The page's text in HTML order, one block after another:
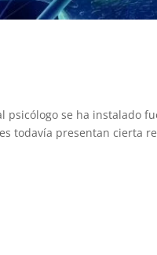
se ha instalado
todavía presentan cierta